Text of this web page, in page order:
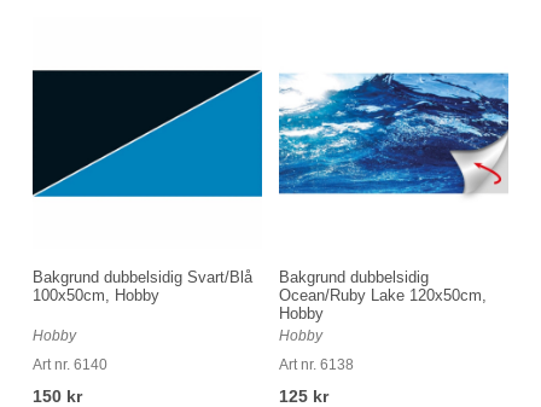
Bakgrund dubbelsidig Svart/Blå
100x50cm, Hobby
Hobby
Art nr. 6140
150 kr
Bakgrund dubbelsidig
Ocean/Ruby Lake 120x50cm,
Hobby
Hobby
Art nr. 6138
125 kr